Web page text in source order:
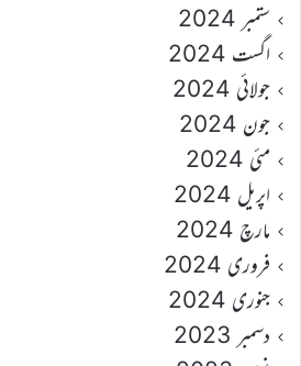
ستمبر 2024
اگست 2024
جولائی 2024
جون 2024
مئی 2024
اپریل 2024
مارچ 2024
فروری 2024
جنوری 2024
دسمبر 2023